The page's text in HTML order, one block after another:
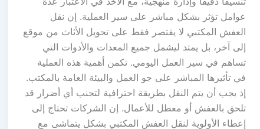
عوامل تؤثر بشكل مباشر على سير العملية. إن نقل
العفش المكتبي لا يقتصر فقط على تحويل الأثاث من موقع
إلى آخر، بل يمتد ليشمل جميع المعدات والأدوات التي
تساهم في سير العمل اليومي. تكمن أهمية هذه العملية
في تأثيرها المباشر على جو العمل والبيئة العامة بالمكتب.
إذ يجب أن يتم النقل بطريقة احترافية لتجنب أي أضرار قد
تلحق بالعفش أو معطل للأعمال. إن الشركات تحتاج إلى
إعطاء الأولوية لنقل العفش المكتبي بشكل يتماشى مع